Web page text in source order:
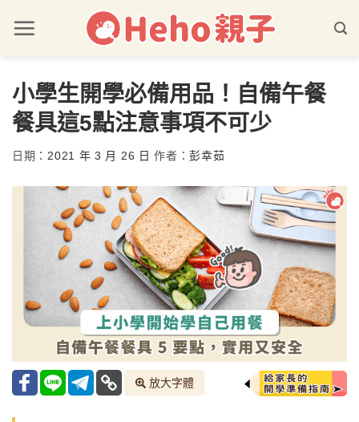
小學生開學必備用品！自備午餐
餐具這5點注意事項不可少
日期： 2021 年 3 月 26 日 作者：彭幸茹
放大字體